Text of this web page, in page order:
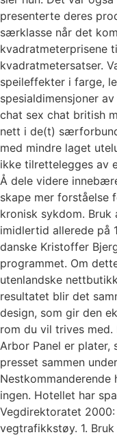
presenterte deres
særklasse når det
kvadratmeterprisene
kvadratmetersatser.
speileffekter i farge,
spesialdimensjoner
chat sex chat british
nett i de(t)
med mindre laget
ikke tilrettelegges av
Å dele videre
skape mer forståelse
kronisk sykdom.
imidlertid allerede på
danske Kristoffer
programmet. Om
utenlandske
resultatet blir det
design, som gir den
rom du vil trives med.
Arbor Panel er plater,
presset sammen
ingen. Hotellet har
Vegdirektoratet
vegtrafikkstøy. 1.